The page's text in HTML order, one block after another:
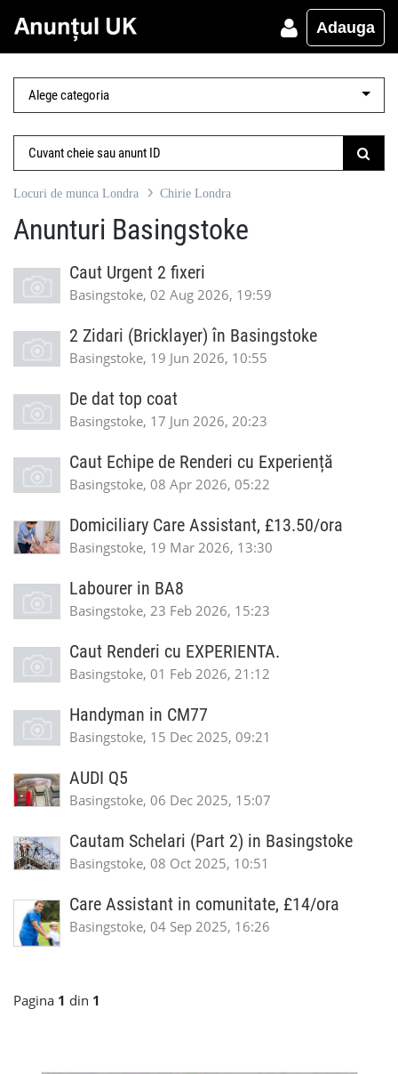
Adauga
Locuri de munca Londra Chirie Londra
Anunturi Basingstoke
Caut Urgent 2 fixeri
Basingstoke, 02 Aug 2026, 19:59
2 Zidari (Bricklayer) în Basingstoke
Basingstoke, 19 Jun 2026, 10:55
De dat top coat
Basingstoke, 17 Jun 2026, 20:23
Caut Echipe de Renderi cu Experiență
Basingstoke, 08 Apr 2026, 05:22
Domiciliary Care Assistant, £13.50/ora
Basingstoke, 19 Mar 2026, 13:30
Labourer in BA8
Basingstoke, 23 Feb 2026, 15:23
Caut Renderi cu EXPERIENTA.
Basingstoke, 01 Feb 2026, 21:12
Handyman in CM77
Basingstoke, 15 Dec 2025, 09:21
AUDI Q5
Basingstoke, 06 Dec 2025, 15:07
Cautam Schelari (Part 2) in Basingstoke
Basingstoke, 08 Oct 2025, 10:51
Care Assistant in comunitate, £14/ora
Basingstoke, 04 Sep 2025, 16:26
Pagina 1 din 1